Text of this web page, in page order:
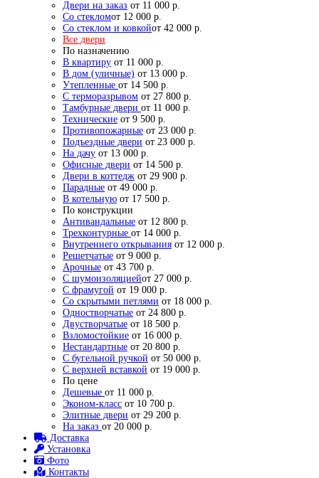
Двери на заказ от 11 000 р.
Со стекломот 12 000 р.
Со стеклом и ковкойот 42 000 р.
Все двери
По назначению
В квартиру от 11 000 р.
В дом (уличные) от 13 000 р.
Утепленные от 14 500 р.
С терморазрывом от 27 800 р.
Тамбурные двери от 11 000 р.
Технические от 9 500 р.
Противопожарные от 23 000 р.
Подъездные двери от 23 000 р.
На дачу от 13 000 р.
Офисные двери от 14 500 р.
Двери в коттедж от 29 900 р.
Парадные от 49 000 р.
В котельную от 17 500 р.
По конструкции
Антивандальные от 12 800 р.
Трехконтурные от 14 000 р.
Внутреннего открывания от 12 000 р.
Решетчатые от 9 000 р.
Арочные от 43 700 р.
С шумоизоляциейот 27 000 р.
С фрамугой от 19 000 р.
Со скрытыми петлями от 18 000 р.
Одностворчатые от 24 800 р.
Двустворчатые от 18 500 р.
Взломостойкие от 16 000 р.
Нестандартные от 20 800 р.
С бугельной ручкой от 50 000 р.
С верхней вставкой от 19 000 р.
По цене
Дешевые от 11 000 р.
Эконом-класс от 10 700 р.
Элитные двери от 29 200 р.
На заказ от 20 000 р.
Доставка
Установка
Фото
Контакты